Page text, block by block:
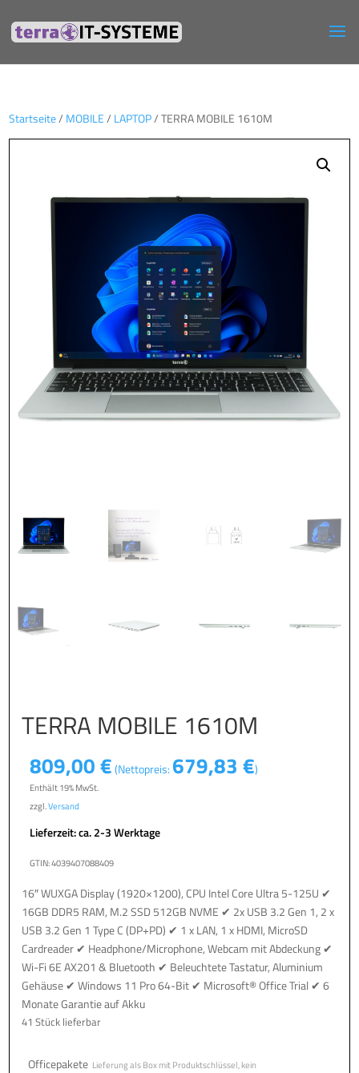
Startseite/ MOBILE/ LAPTOP/ TERRA MOBILE 1610M
TERRA MOBILE 1610M
809,00€ (Nettopreis: 679,83€)
Enthält 19% MwSt.
zzgl.Versand
Lieferzeit: ca. 2-3 Werktage
GTIN: 4039407088409
16″ WUXGA Display (1920×1200), CPU Intel Core Ultra 5-125U ✔
16GB DDR5 RAM, M.2 SSD 512GB NVME ✔ 2x USB 3.2 Gen 1, 2 x
USB 3.2 Gen 1 Type C (DP+PD) ✔ 1 x LAN, 1 x HDMI, MicroSD
Cardreader ✔ Headphone/Microphone, Webcam mit Abdeckung ✔
Wi-Fi 6E AX201 & Bluetooth ✔ Beleuchtete Tastatur, Aluminium
Gehäuse ✔ Windows 11 Pro 64-Bit ✔ Microsoft® Office Trial ✔ 6
Monate Garantie auf Akku
41 Stück lieferbar
Officepakete Lieferung als Box mit Produktschlüssel, kein